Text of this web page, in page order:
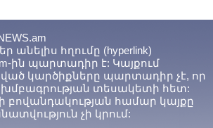
անելիս հղումը (hyperlink)
ին պարտադիր է: Կայքում
կարծիքները պարտադիր չէ, որ
խմբագրության տեսակետի հետ:
բովանդակության համար կայքը
չի կրում: